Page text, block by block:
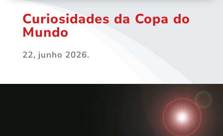
Curiosidades da Copa do
Mundo
22, junho 2026.